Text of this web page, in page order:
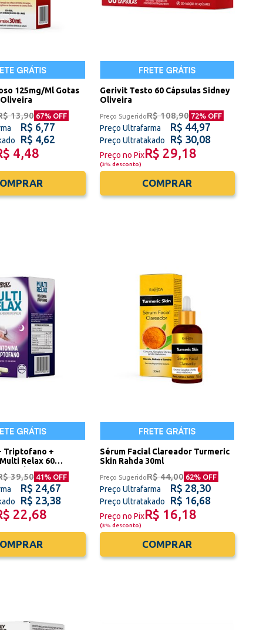
125mg/Ml Gotas
13,90 67% OFF
R$ 6,77
R$ 4,62
4,48
Gerivit Testo 60 Cápsulas Sidney
Oliveira
Preço SugeridoR$ 108,90 72% OFF
Preço Ultrafarma R$ 44,97
Preço Ultratakado R$ 30,08
Preço no PixR$ 29,18
(3% desconto)
COMPRAR
Triptofano +
Relax 60
Oliveira
39,50 41% OFF
R$ 24,67
R$ 23,38
22,68
Sérum Facial Clareador Turmeric
Skin Rahda 30ml
Preço SugeridoR$ 44,00 62% OFF
Preço Ultrafarma R$ 28,30
Preço Ultratakado R$ 16,68
Preço no PixR$ 16,18
(3% desconto)
COMPRAR